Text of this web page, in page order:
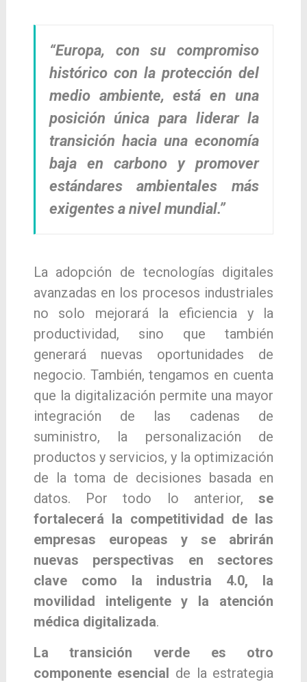
“Europa, con su compromiso
histórico con la protección del
medio ambiente, está en una
posición única para liderar la
transición hacia una economía
baja en carbono y promover
estándares ambientales más
exigentes a nivel mundial.”
La adopción de tecnologías digitales
avanzadas en los procesos industriales
no solo mejorará la eficiencia y la
productividad, sino que también
generará nuevas oportunidades de
negocio. También, tengamos en cuenta
que la digitalización permite una mayor
integración de las cadenas de
suministro, la personalización de
productos y servicios, y la optimización
de la toma de decisiones basada en
datos. Por todo lo anterior,se
fortalecerá la competitividad de las
empresas europeas y se abrirán
nuevas perspectivas en sectores
clave como la industria 4.0, la
movilidad inteligente y la atención
médica digitalizada.
La transición verde es otro
componente esencial de la estrategia